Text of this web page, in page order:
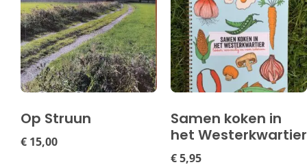
Op Struun
€ 15,00
Samen koken in
het Westerkwartier
€5,95